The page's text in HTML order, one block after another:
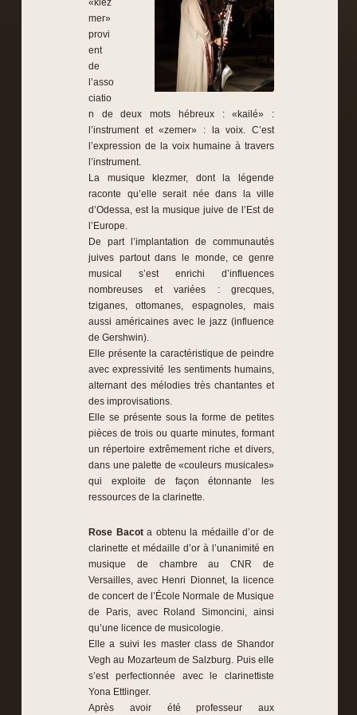
«klez
mer»
provi
ent
de
l’asso
ciatio
n de deux mots hébreux : «kailé» :
l’instrument et «zemer» : la voix. C’est
l’expression de la voix humaine à travers
l’instrument.
La musique klezmer, dont la légende
raconte qu’elle serait née dans la ville
d’Odessa, est la musique juive de l’Est de
l’Europe.
De part l’implantation de communautés
juives partout dans le monde, ce genre
musical s’est enrichi d’influences
nombreuses et variées : grecques,
tziganes, ottomanes, espagnoles, mais
aussi américaines avec le jazz (influence
de Gershwin).
Elle présente la caractéristique de peindre
avec expressivité les sentiments humains,
alternant des mélodies très chantantes et
des improvisations.
Elle se présente sous la forme de petites
pièces de trois ou quarte minutes, formant
un répertoire extrêmement riche et divers,
dans une palette de «couleurs musicales»
qui exploite de façon étonnante les
ressources de la clarinette.
Rose Bacota obtenu la médaille d’or de
clarinette et médaille d’or à l’unanimité en
musique de chambre au CNR de
Versailles, avec Henri Dionnet, la licence
de concert de l’École Normale de Musique
de Paris, avec Roland Simoncini, ainsi
qu’une licence de musicologie.
Elle a suivi les master class de Shandor
Vegh au Mozarteum de Salzburg. Puis elle
s’est perfectionnée avec le clarinettiste
Yona Ettlinger.
Après avoir été professeur aux